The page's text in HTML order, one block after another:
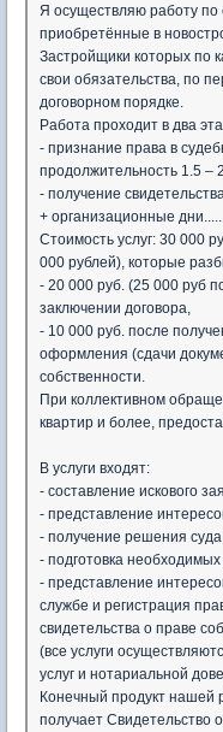
Я осуществляю работу
приобретённые в
Застройщики которых по
свои обязательства, по
договорном порядке.
Работа проходит в два
- признание права в
продолжительность 1.5 –
- получение
+ организационные дни......
Стоимость услуг: 30 000
000 рублей), которые
- 20 000 руб. (25 000 руб
заключении договора,
- 10 000 руб. после
оформления (сдачи
собственности.
При коллективном
квартир и более,
В услуги входят:
- составление искового
- представление
- получение решения
- подготовка
- представление
службе и регистрация
свидетельства о праве
(все услуги
услуг и нотариальной
Конечный продукт нашей
получает Свидетельство